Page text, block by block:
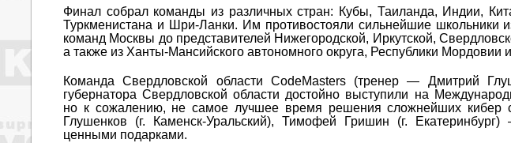
Финал собрал команды из различных стран: Кубы, Таиланда, Индии,
Туркменистана и Шри-Ланки. Им противостояли сильнейшие школьники
команд Москвы до представителей Нижегородской, Иркутской,
а также из Ханты-Мансийского автономного округа, Республики Мордовии
Команда Свердловской области CodeMasters (тренер — Дмитрий
губернатора Свердловской области достойно выступили на
но к сожалению, не самое лучшее время решения сложнейших кибер
Глушенков (г. Каменск-Уральский), Тимофей Гришин (г.
ценными подарками.